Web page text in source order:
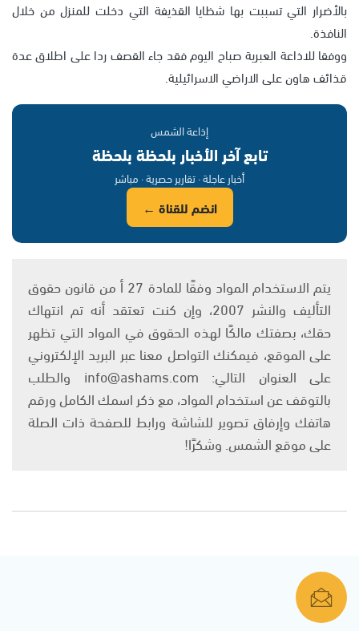
بالأضرار التي تسببت بها شظايا القذيفة التي دخلت للمنزل من خلال
النافذة.
ووفقا للاذاعة العبرية صباح اليوم فقد جاء القصف ردا على اطلاق عدة
قذائف هاون على الاراضي الاسرائيلية.
إذاعة الشمس
تابع آخر الأخبار بلحظة بلحظة
أخبار عاجلة · تقارير حصرية · مباشر
انضم للقناة ←
يتم الاستخدام المواد وفقًا للمادة 27 أ من قانون حقوق
التأليف والنشر 2007، وإن كنت تعتقد أنه تم انتهاك
حقك، بصفتك مالكًا لهذه الحقوق في المواد التي تظهر
على الموقع، فيمكنك التواصل معنا عبر البريد الإلكتروني
على العنوان التالي: info@ashams.com والطلب
بالتوقف عن استخدام المواد، مع ذكر اسمك الكامل ورقم
هاتفك وإرفاق تصوير للشاشة ورابط للصفحة ذات الصلة
على موقع الشمس. وشكرًا!